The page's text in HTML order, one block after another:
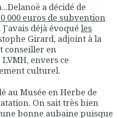
a décidé de
000 euros de subvention
. J'avais déjà évoqué les
Girard, adjoint à la
conseiller en
envers ce
culturel.
au Musée en Herbe de
On sait très bien
bonne aubaine puisque